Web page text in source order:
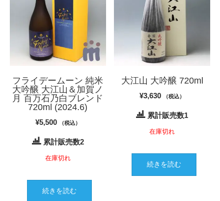
フライデームーン 純米
大吟醸 大江山＆加賀ノ
月 百万石乃白ブレンド
720ml (2024.6)
¥5,500 （税込）
累計販売数2
在庫切れ
続きを読む
大江山 大吟醸 720ml
¥3,630 （税込）
累計販売数1
在庫切れ
続きを読む